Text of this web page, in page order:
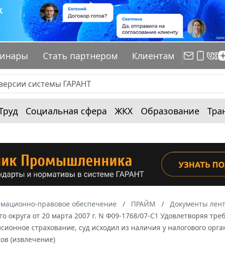
Стать партнером Клиентам
Социальная сфера ЖКХ Образование
правовое обеспечение ПРАЙМ Документы
округа от 20 марта 2007 г. N Ф09-1768/07-С1 Удовлетворяя
страхование, суд исходил из наличия у налогового
(извлечение)